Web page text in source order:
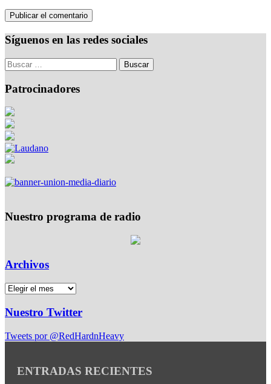
Síguenos en las redes sociales
Patrocinadores
Nuestro programa de radio
Archivos
Nuestro Twitter
Tweets por @RedHardnHeavy
ENTRADAS RECIENTES